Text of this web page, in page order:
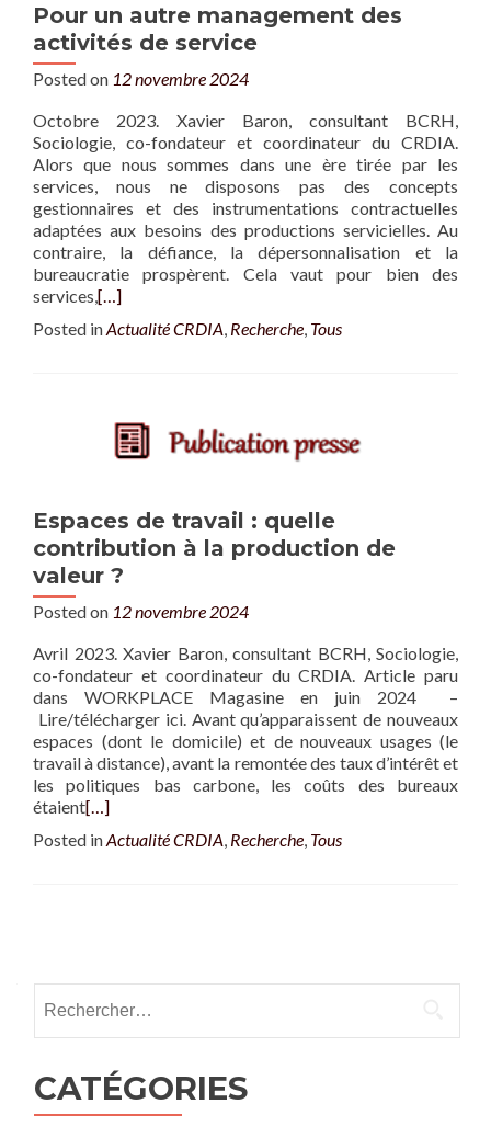
Pour un autre management des
activités de service
Posted on 12 novembre 2024
Octobre 2023. Xavier Baron, consultant BCRH,
Sociologie, co-fondateur et coordinateur du CRDIA.
Alors que nous sommes dans une ère tirée par les
services, nous ne disposons pas des concepts
gestionnaires et des instrumentations contractuelles
adaptées aux besoins des productions servicielles. Au
contraire, la défiance, la dépersonnalisation et la
bureaucratie prospèrent. Cela vaut pour bien des
services, […]
Posted inActualité CRDIA Recherche Tous
Espaces de travail : quelle
contribution à la production de
valeur ?
Posted on 12 novembre 2024
Avril 2023. Xavier Baron, consultant BCRH, Sociologie,
co-fondateur et coordinateur du CRDIA. Article paru
dans WORKPLACE Magasine en juin 2024 –
Lire/télécharger ici. Avant qu’apparaissent de nouveaux
espaces (dont le domicile) et de nouveaux usages (le
travail à distance), avant la remontée des taux d’intérêt et
les politiques bas carbone, les coûts des bureaux
étaient[…]
Posted inActualité CRDIA, Recherche, Tous
CATÉGORIES